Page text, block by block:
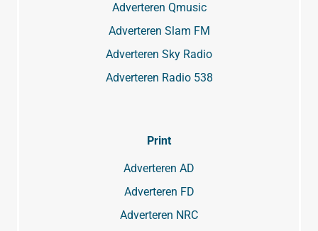
Adverteren Qmusic
Adverteren Slam FM
Adverteren Sky Radio
Adverteren Radio 538
Print
Adverteren AD
Adverteren FD
Adverteren NRC